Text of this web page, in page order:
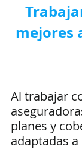
mejores
Al trabajar
planes y
adaptadas